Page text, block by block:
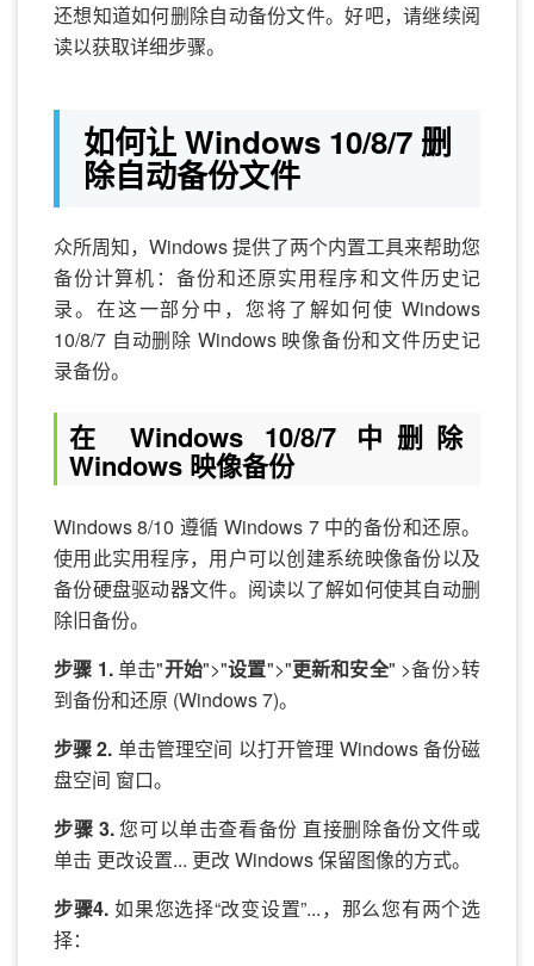
还想知道如何删除自动备份文件。好吧，请继续阅
读以获取详细步骤。
如何让 Windows 10/8/7 删
除自动备份文件
众所周知，Windows 提供了两个内置工具来帮助您
备份计算机：备份和还原实用程序和文件历史记
录。在这一部分中，您将了解如何使 Windows
10/8/7 自动删除 Windows 映像备份和文件历史记
录备份。
在 Windows 10/8/7 中删除
Windows 映像备份
Windows 8/10 遵循 Windows 7 中的备份和还原。
使用此实用程序，用户可以创建系统映像备份以及
备份硬盘驱动器文件。阅读以了解如何使其自动删
除旧备份。
步骤 1.单击"开始">"设置">"更新和安全" >备份>转
到备份和还原 (Windows 7)。
步骤 2. 单击管理空间 以打开管理 Windows 备份磁
盘空间 窗口。
步骤 3.您可以单击查看备份 直接删除备份文件或
单击 更改设置... 更改 Windows 保留图像的方式。
步骤4.如果您选择“改变设置”...，那么您有两个选
择：